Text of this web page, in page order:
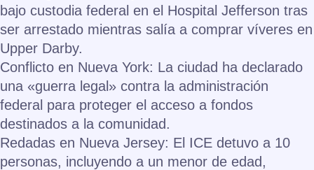
bajo custodia federal en el Hospital Jefferson tras
ser arrestado mientras salía a comprar víveres en
Upper Darby.
Conflicto en Nueva York: La ciudad ha declarado
una «guerra legal» contra la administración
federal para proteger el acceso a fondos
destinados a la comunidad.
Redadas en Nueva Jersey: El ICE detuvo a 10
personas, incluyendo a un menor de edad,